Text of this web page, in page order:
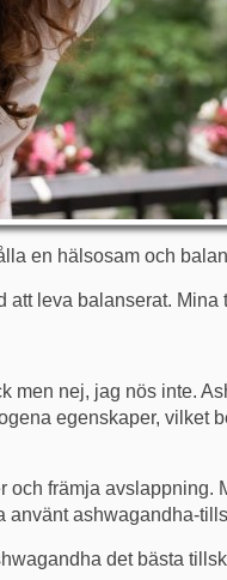
en hälsosam och
leva balanserat. Mina
men nej, jag nös inte.
egenskaper, vilket
främja avslappning.
ashwagandha-
det bästa